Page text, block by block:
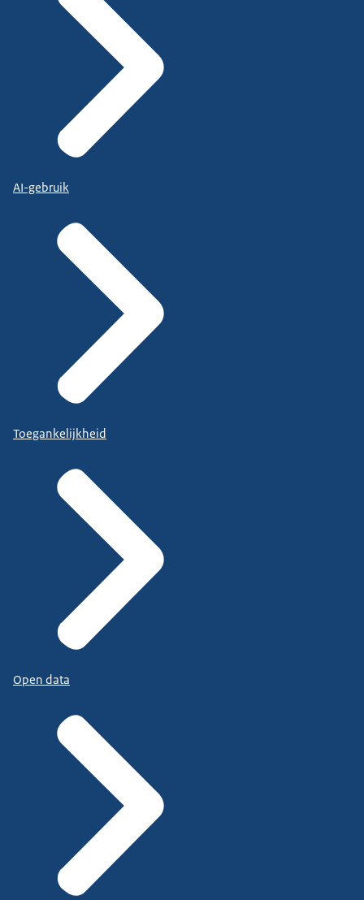
AI-gebruik
Toegankelijkheid
Open data